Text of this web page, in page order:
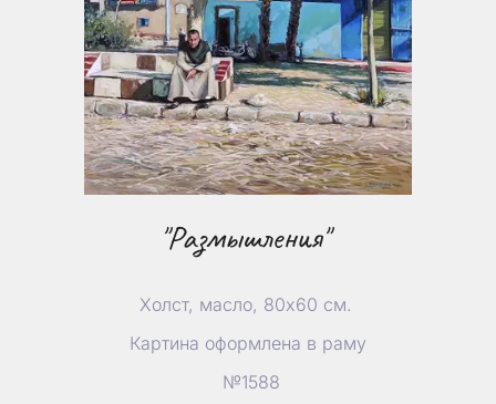
"Размышления"
Холст, масло, 80х60 см.
Картина оформлена в раму
№1588